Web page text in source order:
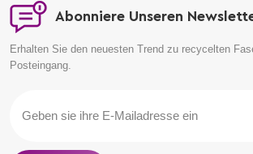
Abonniere Unseren
Erhalten Sie den neuesten Trend zu recycelten
Posteingang.